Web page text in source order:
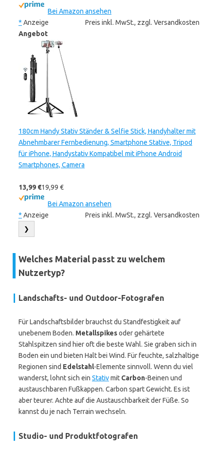
Bei Amazon ansehen
* Anzeige
Preis inkl. MwSt., zzgl. Versandkosten
Angebot
180cm Handy Stativ Ständer & Selfie Stick, Handyhalter mit
Abnehmbarer Fernbedienung, Smartphone Stative, Tripod
für iPhone, Handystativ Kompatibel mit iPhone Android
Smartphones, Camera
13,99 €19,99 €
Bei Amazon ansehen
* Anzeige Preis inkl. MwSt., zzgl. Versandkosten
❯
Welches Material passt zu welchem
Nutzertyp?
Landschafts- und Outdoor-Fotografen
Für Landschaftsbilder brauchst du Standfestigkeit auf
unebenem Boden. Metallspikesoder gehärtete
Stahlspitzen sind hier oft die beste Wahl. Sie graben sich in
Boden ein und bieten Halt bei Wind. Für feuchte, salzhaltige
Regionen sind Edelstahl-Elemente sinnvoll. Wenn du viel
wanderst, lohnt sich ein Stativmit Carbon-Beinen und
austauschbaren Fußkappen. Carbon spart Gewicht. Es ist
aber teurer. Achte auf die Austauschbarkeit der Füße. So
kannst du je nach Terrain wechseln.
Studio- und Produktfotografen